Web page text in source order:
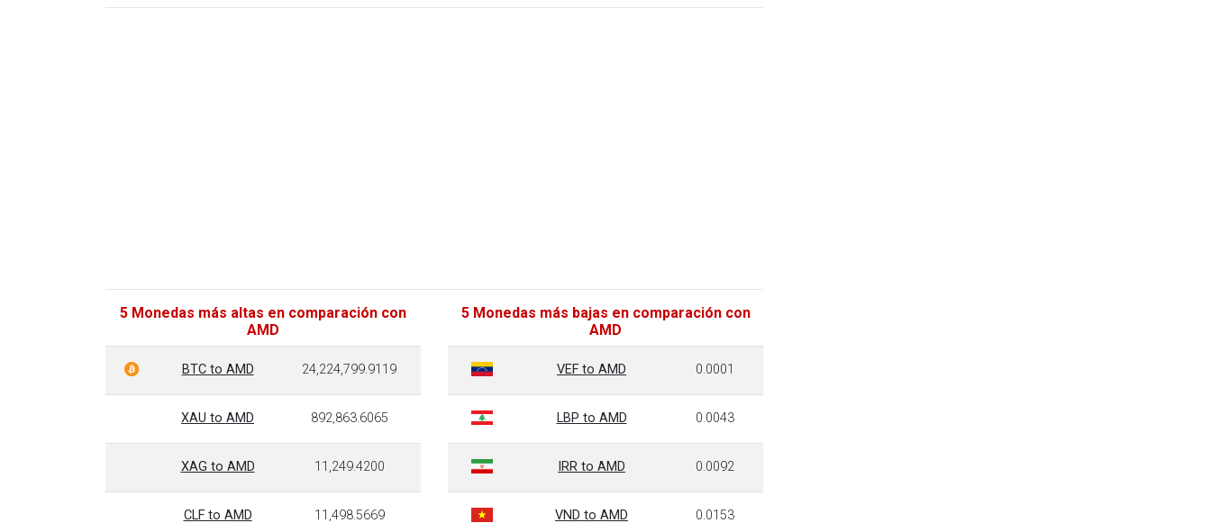
5 Monedas más altas en comparación con
AMD
BTC to AMD 24,224,799.9119
XAU to AMD 892,863.6065
XAG to AMD 11,249.4200
CLF to AMD 11,498.5669
5 Monedas más bajas en comparación con
AMD
VEF to AMD 0.0001
LBP to AMD 0.0043
IRR to AMD 0.0092
VND to AMD 0.0153